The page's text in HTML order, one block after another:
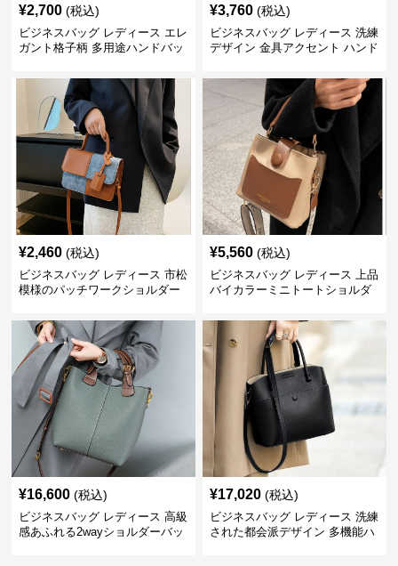
¥2,700 (税込)
ビジネスバッグ レディース エレ
ガント格子柄 多用途ハンドバッ
¥3,760 (税込)
ビジネスバッグ レディース 洗練
デザイン 金具アクセント ハンド
¥2,460 (税込)
ビジネスバッグ レディース 市松
模様のパッチワークショルダー
¥5,560 (税込)
ビジネスバッグ レディース 上品
バイカラーミニトートショルダ
¥16,600 (税込)
ビジネスバッグ レディース 高級
感あふれる2wayショルダーバッ
¥17,020 (税込)
ビジネスバッグ レディース 洗練
された都会派デザイン 多機能ハ